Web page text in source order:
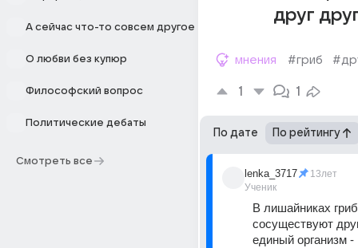
А сейчас что-то совсем другое
О любви без купюр
Философский вопрос
Политические дебаты
Смотреть все
друг
мнения #гриб
1 1
По дате По рейтингу
lenka_3717
Ученик
13лет
В лишайниках
сосуществуют
единый организм -